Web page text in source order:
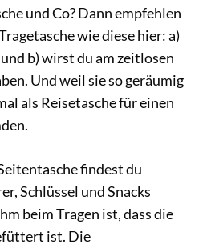
und Co? Dann empfehlen
wie diese hier: a)
b) wirst du am zeitlosen
Und weil sie so geräumig
als Reisetasche für einen
findest du
Schlüssel und Snacks
beim Tragen ist, dass die
ist. Die